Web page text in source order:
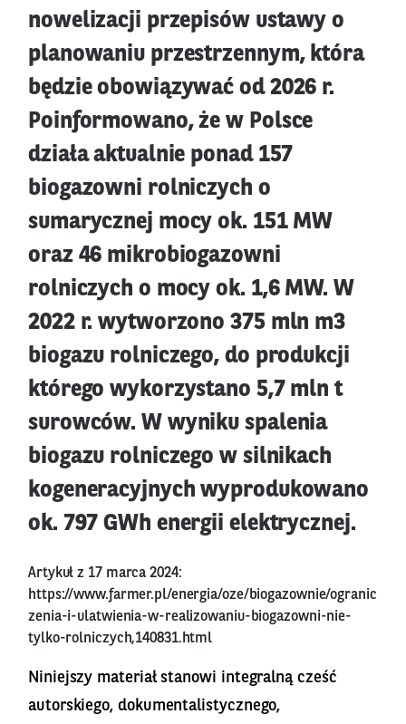
nowelizacji przepisów ustawy o
planowaniu przestrzennym, która
będzie obowiązywać od 2026 r.
Poinformowano, że w Polsce
działa aktualnie ponad 157
biogazowni rolniczych o
sumarycznej mocy ok. 151 MW
oraz 46 mikrobiogazowni
rolniczych o mocy ok. 1,6 MW. W
2022 r. wytworzono 375 mln m3
biogazu rolniczego, do produkcji
którego wykorzystano 5,7 mln t
surowców. W wyniku spalenia
biogazu rolniczego w silnikach
kogeneracyjnych wyprodukowano
ok. 797 GWh energii elektrycznej.
Artykuł z 17 marca 2024:
https://www.farmer.pl/energia/oze/biogazownie/ogranic
zenia-i-ulatwienia-w-realizowaniu-biogazowni-nie-
tylko-rolniczych,140831.html
Niniejszy materiał stanowi integralną cześć
autorskiego, dokumentalistycznego,